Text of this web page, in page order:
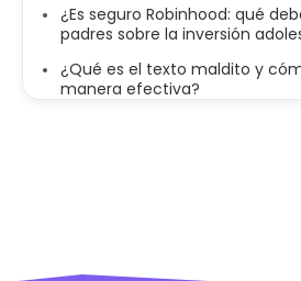
¿Es seguro Robinhood: qué
padres sobre la inversión
¿Qué es el texto maldito y
manera efectiva?